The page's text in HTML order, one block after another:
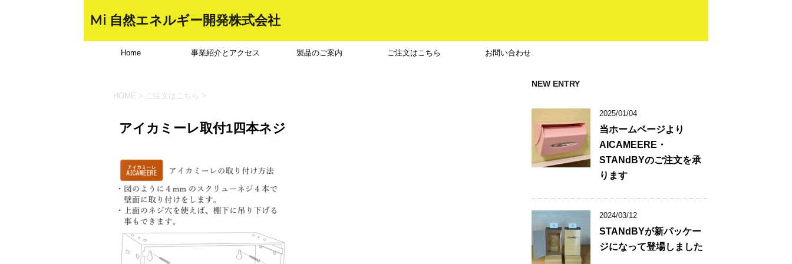
Mi 自然エネルギー開発株式会社
Home 事業紹介とアクセス 製品のご案内 ご注文はこちら お問い合わせ
HOME > ご注文はこちら >
アイカミーレ取付1四本ネジ
NEW ENTRY
2025/01/04
当ホームページより
AICAMEERE・
STANdBYのご注文を承
ります
2024/03/12
STANdBYが新パッケー
ジになって登場しました